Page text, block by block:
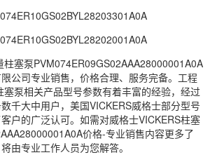
柱塞泵PVM074ER09GS02AAA28000001A0A
公司专业销售，价格合理、服务完备。工程
塞泵相关产品型号参数有着丰富的经验，经过
千大中用户，美国VICKERS威格士部分型号
户的广泛认可。如需对威格士VICKERS柱塞
价格-专业销售内容更多了
由专业工作人员为您解答。